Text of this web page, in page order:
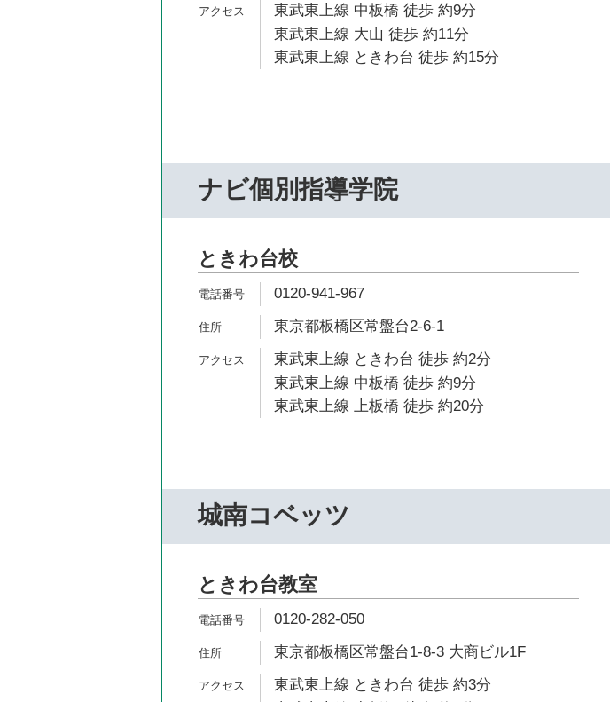
東武東上線 中板橋 徒歩 約9分
東武東上線 大山 徒歩 約11分
東武東上線 ときわ台 徒歩 約15分
ナビ個別指導学院
ときわ台校
0120-941-967
東京都板橋区常盤台2-6-1
東武東上線 ときわ台 徒歩 約2分
東武東上線 中板橋 徒歩 約9分
東武東上線 上板橋 徒歩 約20分
城南コベッツ
ときわ台教室
0120-282-050
東京都板橋区常盤台1-8-3 大商ビル1F
東武東上線 ときわ台 徒歩 約3分